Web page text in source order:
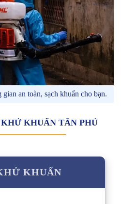
an toàn, sạch khuẩn cho bạn.
KHUẨN TÂN PHÚ
KHUẨN